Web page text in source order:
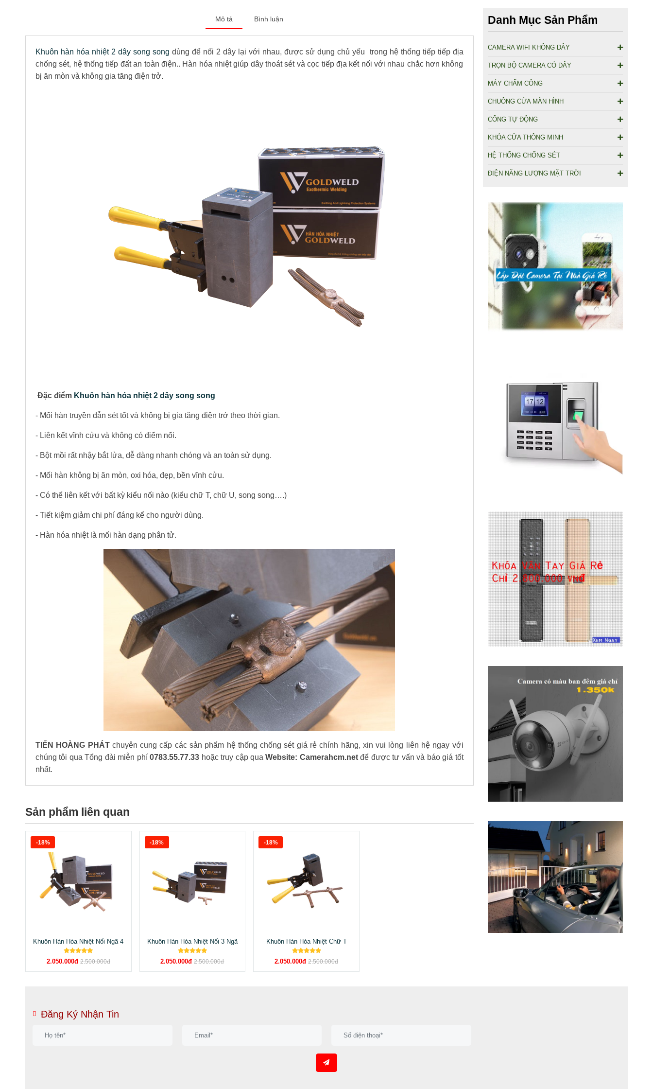
Mô tả Bình luận
Khuôn hàn hóa nhiệt 2 dây song song dùng để nối 2 dây lại với nhau, được sử dụng chủ yếu trong hệ thống tiếp tiếp địa
chống sét, hệ thống tiếp đất an toàn điện.. Hàn hóa nhiệt giúp dây thoát sét và cọc tiếp địa kết nối với nhau chắc hơn không
bị ăn mòn và không gia tăng điện trở.
Đặc điểm Khuôn hàn hóa nhiệt 2 dây song song
- Mối hàn truyền dẫn sét tốt và không bị gia tăng điện trở theo thời gian.
- Liên kết vĩnh cửu và không có điểm nối.
- Bột mồi rất nhậy bắt lửa, dễ dàng nhanh chóng và an toàn sử dụng.
- Mối hàn không bị ăn mòn, oxi hóa, đẹp, bền vĩnh cửu.
- Có thể liên kết với bất kỳ kiểu nối nào (kiểu chữ T, chữ U, song song….)
- Tiết kiệm giảm chi phí đáng kể cho người dùng.
- Hàn hóa nhiệt là mối hàn dạng phân tử.
TIẾN HOÀNG PHÁT chuyên cung cấp các sản phẩm hệ thống chống sét giá rẻ chính hãng, xin vui lòng liên hệ ngay với
chúng tôi qua Tổng đài miễn phí0783.55.77.33 hoặc truy cập quaWebsite: Camerahcm.netđể được tư vấn và báo giá tốt
nhất.
Sản phẩm liên quan
Khuôn Hàn Hóa Nhiệt Nối Ngã 4
2.050.000đ 2.500.000đ
-18%
Khuôn Hàn Hóa Nhiệt Nối 3 Ngã
2.050.000đ 2.500.000đ
-18%
Khuôn Hàn Hóa Nhiệt Chữ T
2.050.000đ 2.500.000đ
-18%
Danh Mục Sản Phẩm
CAMERA WIFI KHÔNG DÂY
TRỌN BỘ CAMERA CÓ DÂY
MÁY CHẤM CÔNG
CHUÔNG CỬA MÀN HÌNH
CỔNG TỰ ĐỘNG
KHÓA CỬA THÔNG MINH
HỆ THỐNG CHỐNG SÉT
ĐIỆN NĂNG LƯỢNG MẶT TRỜI
Đăng Ký Nhận Tin